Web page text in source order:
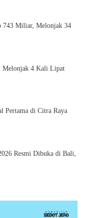
743 Miliar, Melonjak 34
Melonjak 4 Kali Lipat
Pertama di Citra Raya
Resmi Dibuka di Bali,